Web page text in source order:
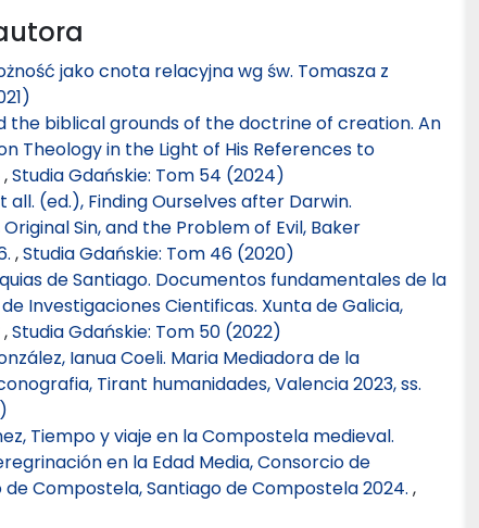
jako cnota relacyjna wg św. Tomasza z
the biblical grounds of the doctrine of creation. An
Theology in the Light of His References to
,Studia Gdańskie: Tom 54 (2024)
all. (ed.), Finding Ourselves after Darwin.
Sin, and the Problem of Evil, Baker
,Studia Gdańskie: Tom 46 (2020)
de Santiago. Documentos fundamentales de la
Investigaciones Cientificas. Xunta de Galicia,
,Studia Gdańskie: Tom 50 (2022)
Ianua Coeli. Maria Mediadora de la
Tirant humanidades, Valencia 2023, ss.
Tiempo y viaje en la Compostela medieval.
en la Edad Media, Consorcio de
Compostela, Santiago de Compostela 2024. ,